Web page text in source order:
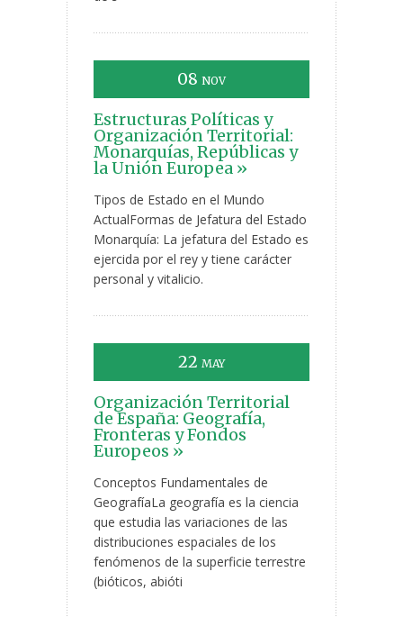
08 NOV
Estructuras Políticas y
Organización Territorial:
Monarquías, Repúblicas y
la Unión Europea »
Tipos de Estado en el Mundo
ActualFormas de Jefatura del Estado
Monarquía: La jefatura del Estado es
ejercida por el rey y tiene carácter
personal y vitalicio.
22 MAY
Organización Territorial
de España: Geografía,
Fronteras y Fondos
Europeos »
Conceptos Fundamentales de
GeografíaLa geografía es la ciencia
que estudia las variaciones de las
distribuciones espaciales de los
fenómenos de la superficie terrestre
(bióticos, abióti